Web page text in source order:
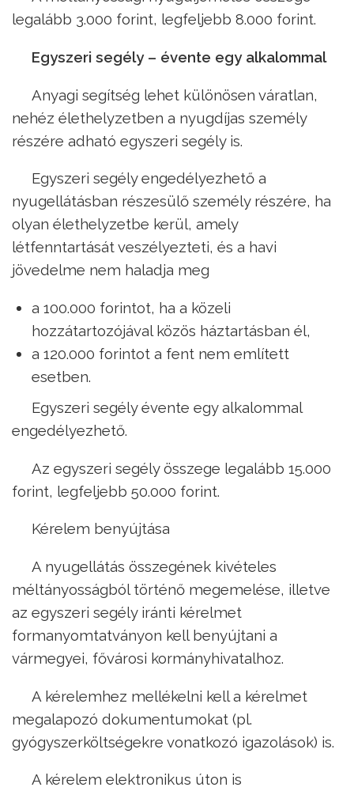
legalább 3.000 forint, legfeljebb 8.000 forint.
Egyszeri segély – évente egy alkalommal
Anyagi segítség lehet különösen váratlan,
nehéz élethelyzetben a nyugdíjas személy
részére adható egyszeri segély is.
Egyszeri segély engedélyezhető a
nyugellátásban részesülő személy részére, ha
olyan élethelyzetbe kerül, amely
létfenntartását veszélyezteti, és a havi
jövedelme nem haladja meg
a 100.000 forintot, ha a közeli
hozzátartozójával közös háztartásban él,
a 120.000 forintot a fent nem említett
esetben.
Egyszeri segély évente egy alkalommal
engedélyezhető.
Az egyszeri segély összege legalább 15.000
forint, legfeljebb 50.000 forint.
Kérelem benyújtása
A nyugellátás összegének kivételes
méltányosságból történő megemelése, illetve
az egyszeri segély iránti kérelmet
formanyomtatványon kell benyújtani a
vármegyei, fővárosi kormányhivatalhoz.
A kérelemhez mellékelni kell a kérelmet
megalapozó dokumentumokat (pl.
gyógyszerköltségekre vonatkozó igazolások) is.
A kérelem elektronikus úton is